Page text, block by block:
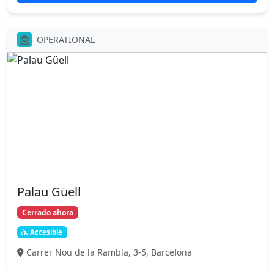
OPERATIONAL
Palau Güell
Cerrado ahora
Accesible
Carrer Nou de la Rambla, 3-5, Barcelona